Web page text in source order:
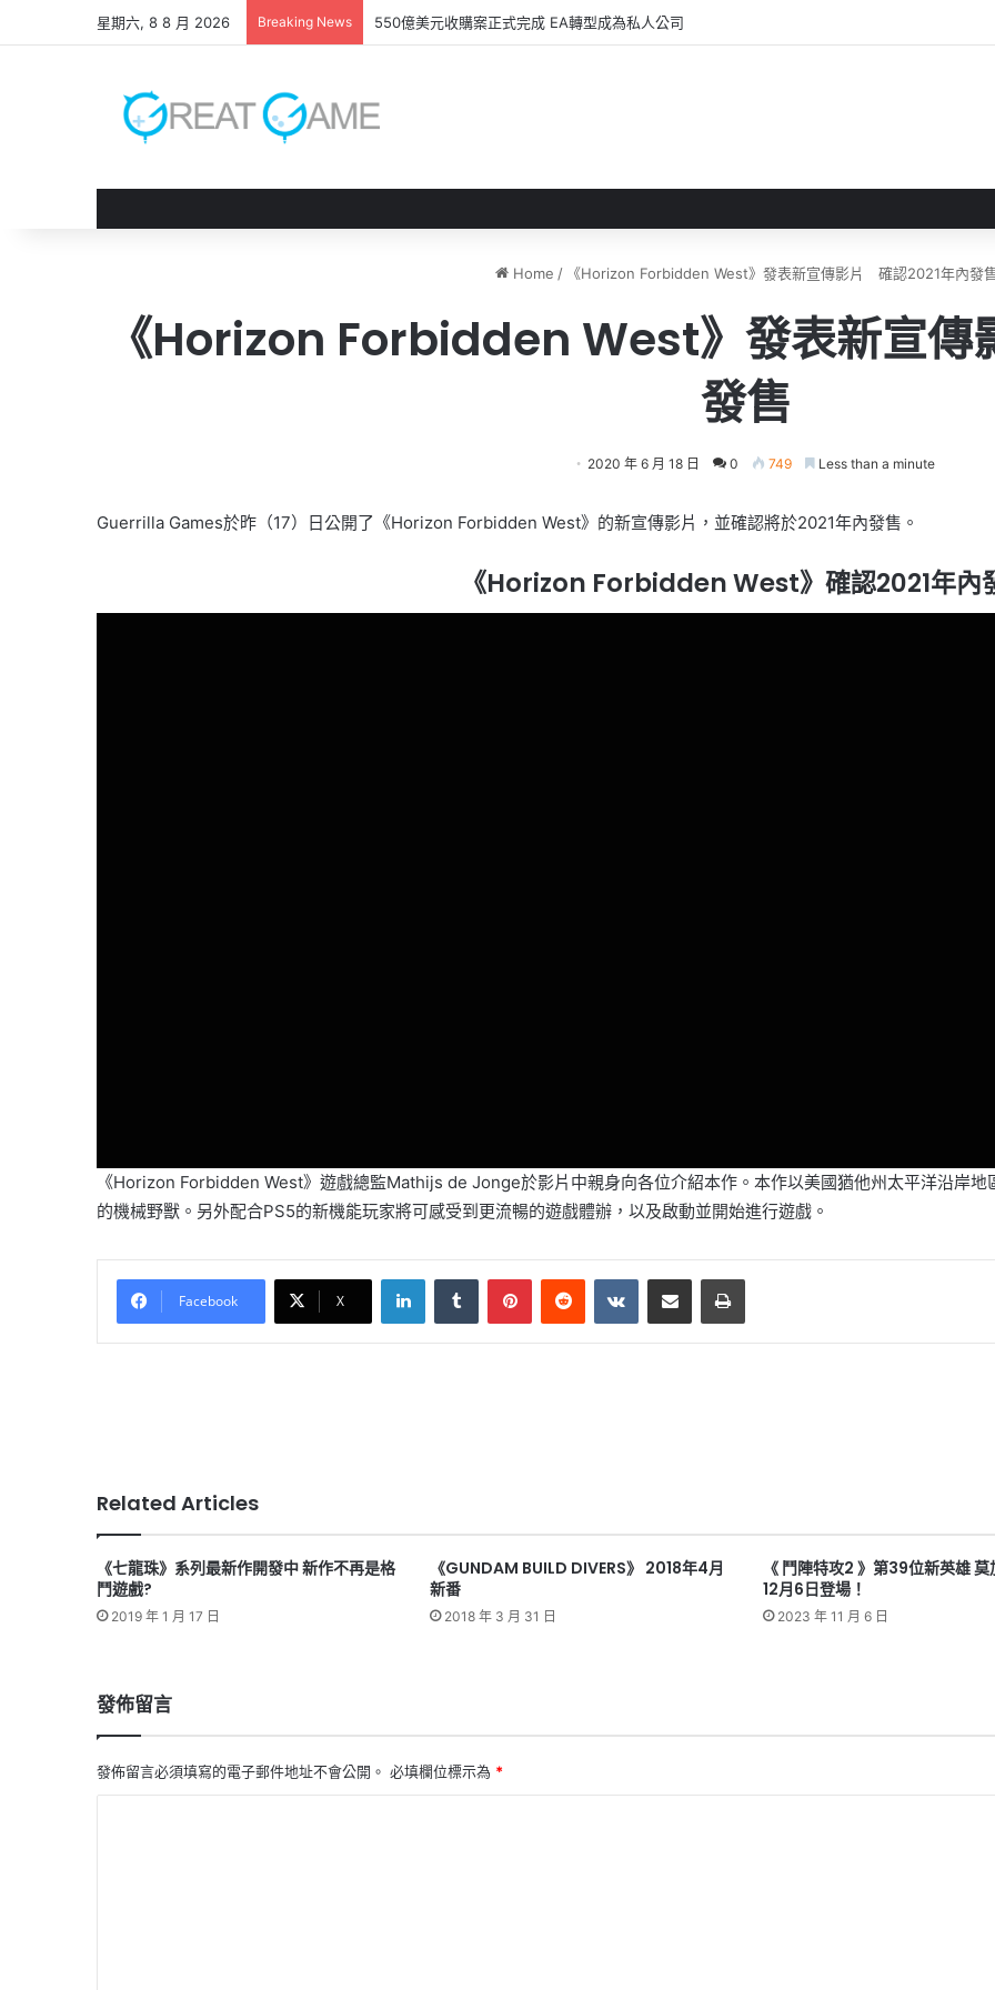
星期六, 8 8 月 2026 Breaking News 550億美元收購案正式完成 EA轉型成為私人公司
Home / 《Horizo​​n Forbidden West》發表新宣傳影片 確認2021年內發
《Horizo​​n Forbidden West》發表新宣
發售
2020 年 6 月 18 日 0 749 Less than a minute
Guerrilla Games於昨（17）日公開了《Horizo​​n Forbidden West》的新宣傳影片，並確認將於2021年內發售。
《Horizo​​n Forbidden West》確認2021年內
《Horizo​​n Forbidden West》遊戲總監Mathijs de Jonge於影片中親身向各位介紹本作。本作以美國猶他州太平洋沿岸
的機械野獸。另外配合PS5的新機能玩家將可感受到更流暢的遊戲體辦，以及啟動並開始進行遊戲。
Facebook X
LinkedInTumblr PinterestReddit VKontakteShare via Email Print
Related Articles
《七龍珠》系列最新作開發中 新作不再是格
鬥遊戲?
2019 年 1 月 17 日
《GUNDAM BUILD DIVERS》 2018年4月
新番
2018 年 3 月 31 日
《 鬥陣特攻2 》第39位新英雄
12月6日登場！
2023 年 11 月 6 日
發佈留言
發佈留言必須填寫的電子郵件地址不會公開。 必填欄位標示為 *